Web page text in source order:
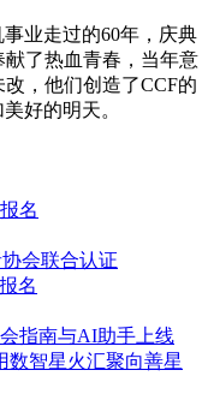
业走过的60年，庆典
了热血青春，当年意
，他们创造了CCF的
好的明天。
名
会联合认证
名
指南与AI助手上线
数智星火汇聚向善星